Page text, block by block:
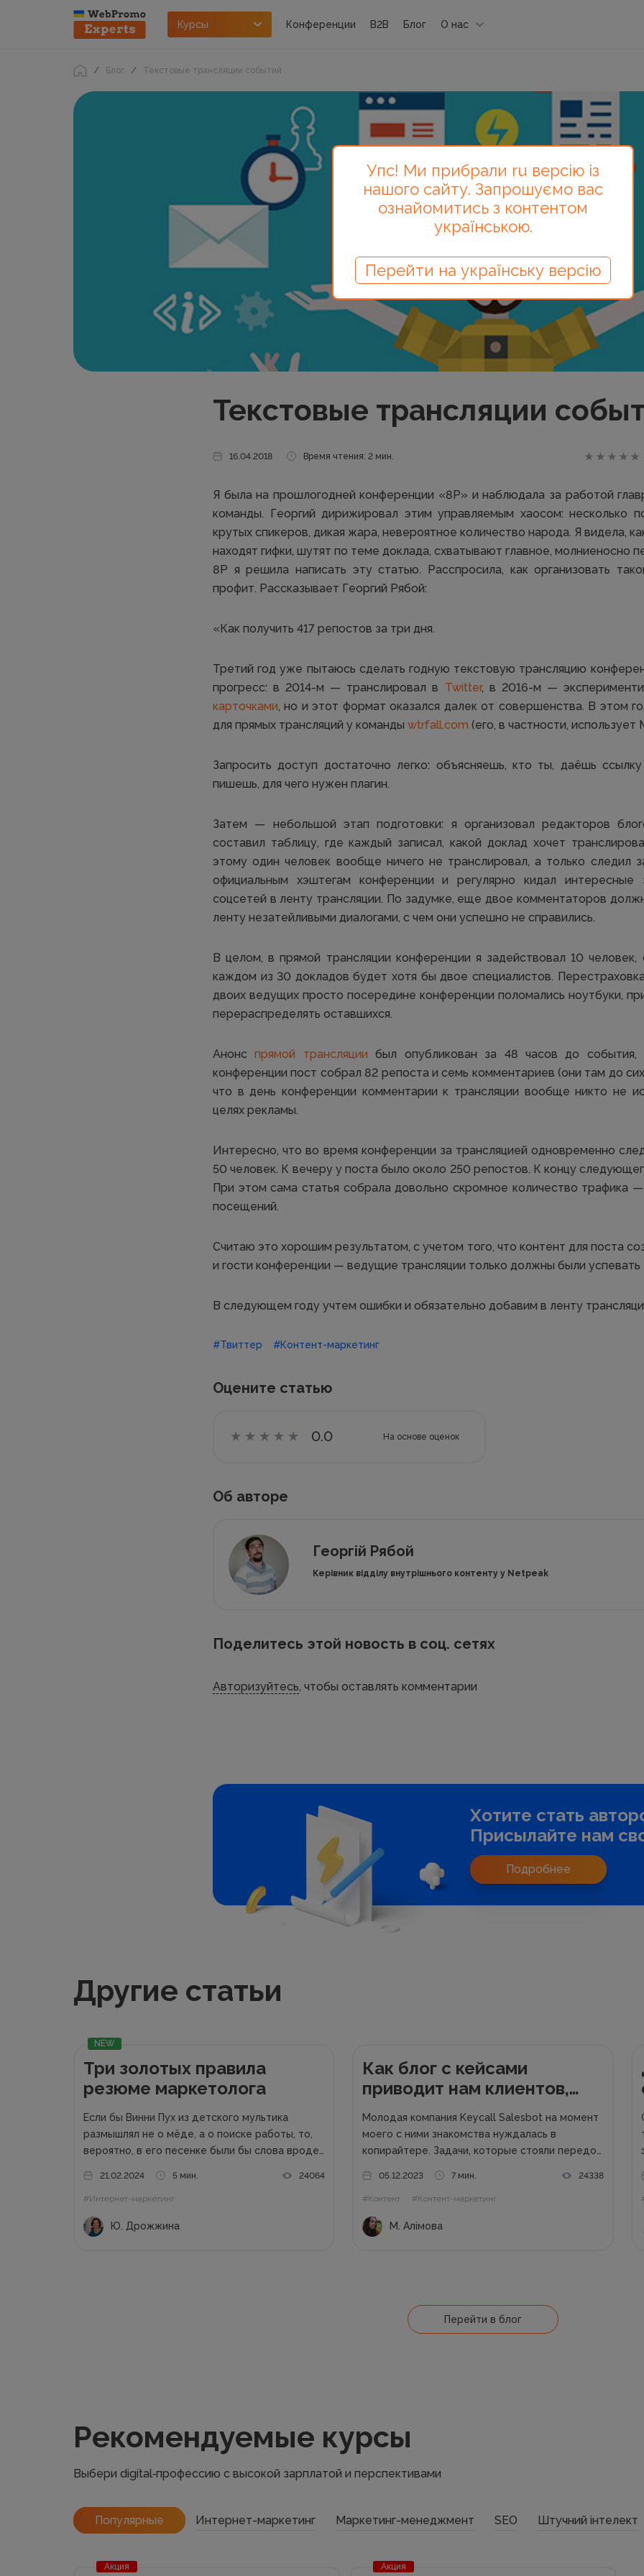
Курсы Конференции B2B Блог О нас
Блог Текстовые трансляции событий
Текстовые трансляции
16.04.2018 Время чтения: 2 мин.
Я была на прошлогодней конференции «8Р» и наблюдала за работой
команды. Георгий дирижировал этим управляемым хаосом: несколько
крутых спикеров, дикая жара, невероятное количество народа. Я видела,
находят гифки, шутят по теме доклада, схватывают главное, молниеносно
8Р я решила написать эту статью. Расспросила, как организовать
профит. Рассказывает Георгий Рябой:
«Как получить 417 репостов за три дня.
Третий год уже пытаюсь сделать годную текстовую трансляцию
прогресс: в 2014-м — транслировал в Twitter, в 2016-м —
карточками, но и этот формат оказался далек от совершенства. В этом
для прямых трансляций у команды wtrfall.com (его, в частности, использует
Запросить доступ достаточно легко: объясняешь, кто ты, даёшь
пишешь, для чего нужен плагин.
Затем — небольшой этап подготовки: я организовал редакторов
составил таблицу, где каждый записал, какой доклад хочет
этому один человек вообще ничего не транслировал, а только следил
официальным хэштегам конференции и регулярно кидал
соцсетей в ленту трансляции. По задумке, еще двое комментаторов
ленту незатейливыми диалогами, с чем они успешно не справились.
В целом, в прямой трансляции конференции я задействовал 10 человек,
каждом из 30 докладов будет хотя бы двое специалистов.
двоих ведущих просто посередине конференции поломались ноутбуки,
перераспределять оставшихся.
Анонспрямой трансляции был опубликован за 48 часов до события,
конференции пост собрал 82 репоста и семь комментариев (они там до
что в день конференции комментарии к трансляции вообще никто не
целях рекламы.
Интересно, что во время конференции за трансляцией одновременно
50 человек. К вечеру у поста было около 250 репостов. К концу
При этом сама статья собрала довольно скромное количество трафика
посещений.
Считаю это хорошим результатом, с учетом того, что контент для поста
и гости конференции — ведущие трансляции только должны были успевать
В следующем году учтем ошибки и обязательно добавим в ленту
#Твиттер #Контент-маркетинг
Оцените статью
0.0 На основе оценок
Об авторе
Георгій Рябой
Керівник відділу внутрішнього контенту у Netpeak
Поделитесь этой новость в соц. сетях
Авторизуйтесь, чтобы оставлять комментарии
Хотите стать
Присылайте нам
Подробнее
Другие статьи
NEW
Три золотых правила
резюме маркетолога
Если бы Винни Пух из детского мультика
размышлял не о мёде, а о поиске работы, то,
вероятно, в его песенке были бы слова вроде
21.02.2024 5 мин. 24064
#Интернет-маркетинг
Ю. Дрожжина
Как блог с кейсами
приводит нам клиентов,
готовых покупать
Молодая компания Keycall Salesbot на момент
моего с ними знакомства нуждалась в
копирайтере. Задачи, которые стояли передо
компании и для компании. Задача несколько
размытая, но все же ясная – мне предлагалась
позиция...
05.12.2023 7 мин. 24338
#Контент #Контент-маркетинг
М. Алімова
Перейти в блог
Рекомендуемые курсы
Выбери digital‑профессию с высокой зарплатой и перспективами
Популярные Интернет-маркетинг Маркетинг-менеджмент SEO Штучний інтелект
Акция Акция
Упс! Ми прибрали ru версію із
нашого сайту. Запрошуємо вас
ознайомитись з контентом
українською.
Перейти на українську версію